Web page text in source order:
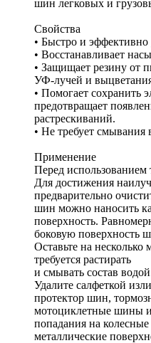
шин легковых и
Свойства
• Быстро и эффективно
• Восстанавливает
• Защищает резину от
УФ-лучей и
• Помогает сохранить
предотвращает
растрескиваний.
• Не требует смывания
Применение
Перед использованием
Для достижения
предварительно
шин можно наносить
поверхность.
боковую поверхность
Оставьте на
требуется растирать
и смывать состав
Удалите салфеткой
протектор шин,
мотоциклетные шины
попадания на
металлические